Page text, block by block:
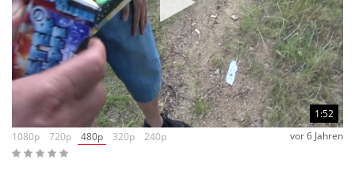
1:52
1080p
720p 480p 320p 240p vor 6 Jahren